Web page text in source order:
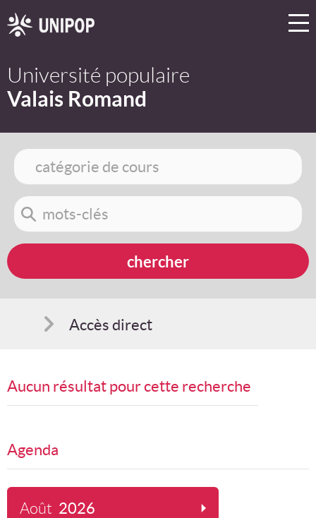
Université populaire
Valais Romand
Accès direct
Suggestions
Aucun résultat pour cette recherche
Agenda
Août 2026